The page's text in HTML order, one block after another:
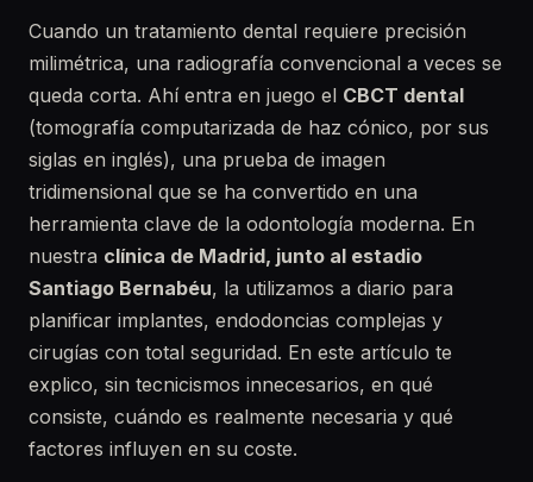
Cuando un tratamiento dental requiere precisión
milimétrica, una radiografía convencional a veces se
queda corta. Ahí entra en juego el CBCT dental
(tomografía computarizada de haz cónico, por sus
siglas en inglés), una prueba de imagen
tridimensional que se ha convertido en una
herramienta clave de la odontología moderna. En
nuestra clínica de Madrid, junto al estadio
Santiago Bernabéu, la utilizamos a diario para
planificar implantes, endodoncias complejas y
cirugías con total seguridad. En este artículo te
explico, sin tecnicismos innecesarios, en qué
consiste, cuándo es realmente necesaria y qué
factores influyen en su coste.